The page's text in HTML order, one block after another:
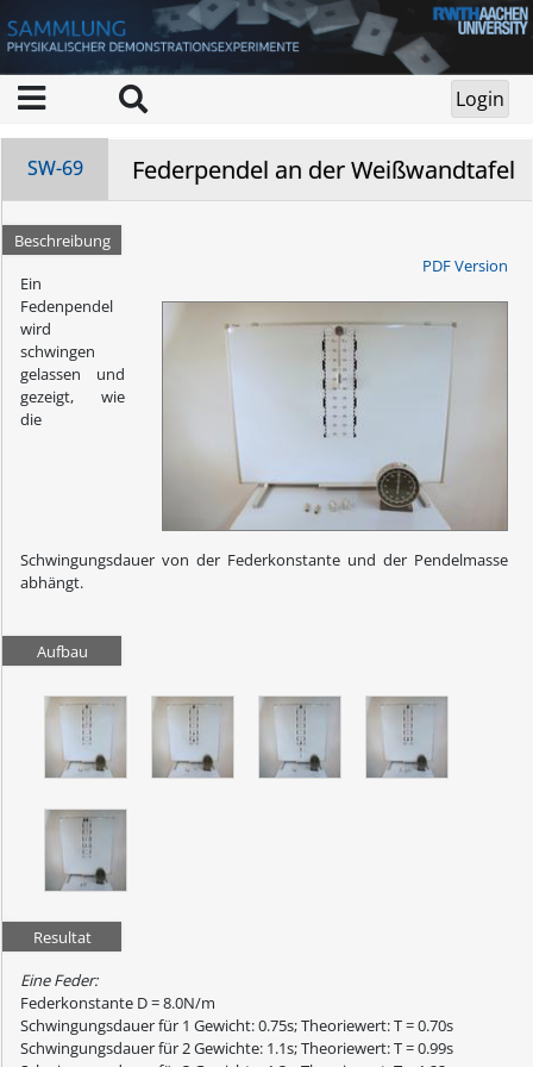
SW-69 Federpendel an der Weißwandtafel
Beschreibung
PDF Version
Ein
Fedenpendel
wird
schwingen
gelassen und
gezeigt, wie
die
Schwingungsdauer von der Federkonstante und der Pendelmasse
abhängt.
Aufbau
Resultat
Eine Feder:
Federkonstante D = 8.0N/m
Schwingungsdauer für 1 Gewicht: 0.75s; Theoriewert: T = 0.70s
Schwingungsdauer für 2 Gewichte: 1.1s; Theoriewert: T = 0.99s